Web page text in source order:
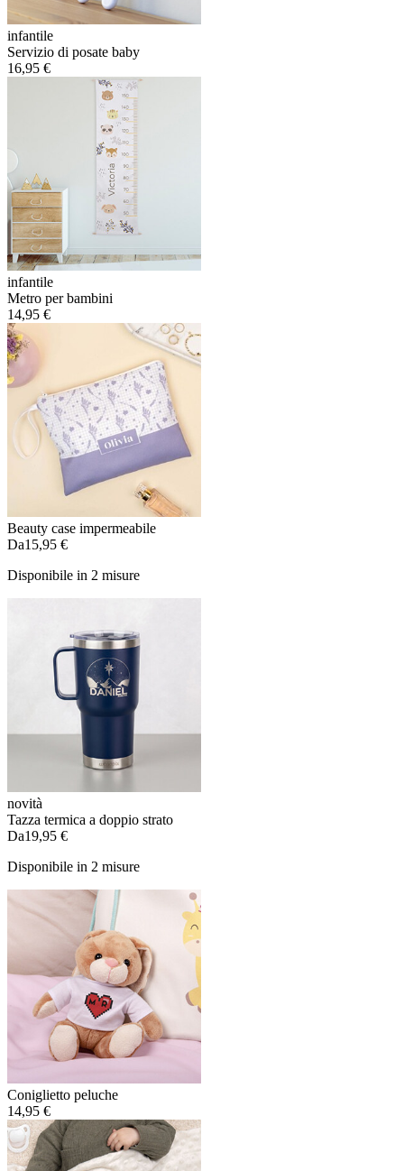
infantile
Servizio di posate baby
16,95 €
infantile
Metro per bambini
14,95 €
Beauty case impermeabile
Da15,95 €
Disponibile in 2 misure
novità
Tazza termica a doppio strato
Da19,95 €
Disponibile in 2 misure
Coniglietto peluche
14,95 €